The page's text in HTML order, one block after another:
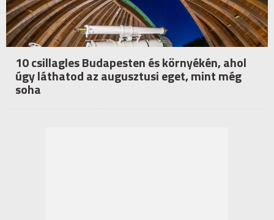
10 csillagles Budapesten és környékén, ahol
úgy láthatod az augusztusi eget, mint még
soha